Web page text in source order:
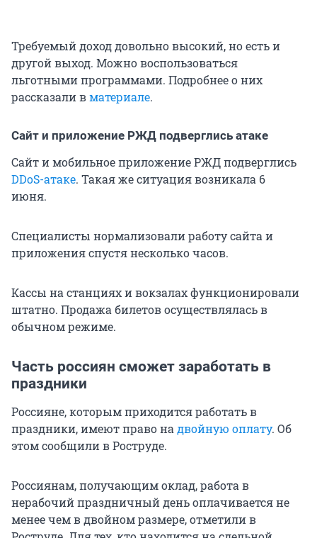
Требуемый доход довольно высокий, но есть и
другой выход. Можно воспользоваться
льготными программами. Подробнее о них
рассказали вматериале.
Сайт и приложение РЖД подверглись атаке
Сайт и мобильное приложение РЖД подверглись
DDoS-атаке. Такая же ситуация возникала 6
июня.
Специалисты нормализовали работу сайта и
приложения спустя несколько часов.
Кассы на станциях и вокзалах функционировали
штатно. Продажа билетов осуществлялась в
обычном режиме.
Часть россиян сможет заработать в
праздники
Россияне, которым приходится работать в
праздники, имеют право надвойную оплату. Об
этом сообщили в Роструде.
Россиянам, получающим оклад, работа в
нерабочий праздничный день оплачивается не
менее чем в двойном размере, отметили в